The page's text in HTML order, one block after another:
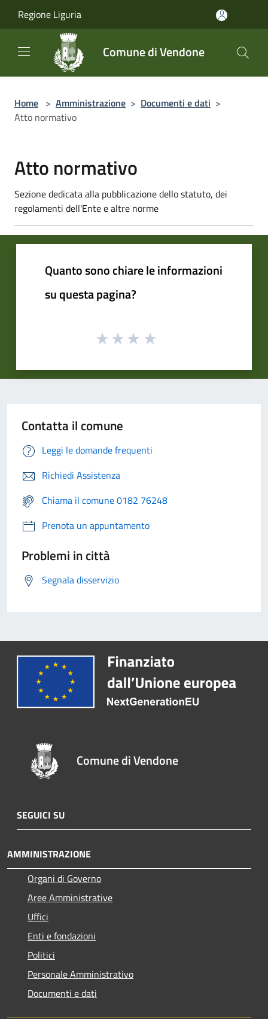
Regione Liguria
Comune di Vendone
Home > Amministrazione > Documenti e dati >
Atto normativo
Atto normativo
Sezione dedicata alla pubblicazione dello statuto, dei
regolamenti dell'Ente e altre norme
Quanto sono chiare le informazioni
su questa pagina?
Contatta il comune
Leggi le domande frequenti
Richiedi Assistenza
Chiama il comune 0182 76248
Prenota un appuntamento
Problemi in città
Segnala disservizio
Comune di Vendone
SEGUICI SU
AMMINISTRAZIONE
Organi di Governo
Aree Amministrative
Uffici
Enti e fondazioni
Politici
Personale Amministrativo
Documenti e dati